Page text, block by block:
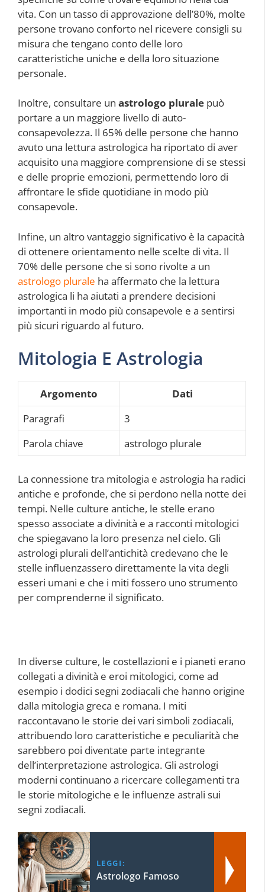
vita. Con un tasso di approvazione dell’80%, molte
persone trovano conforto nel ricevere consigli su
misura che tengano conto delle loro
caratteristiche uniche e della loro situazione
personale.
Inoltre, consultare un astrologo plurale può
portare a un maggiore livello di auto-
consapevolezza. Il 65% delle persone che hanno
avuto una lettura astrologica ha riportato di aver
acquisito una maggiore comprensione di se stessi
e delle proprie emozioni, permettendo loro di
affrontare le sfide quotidiane in modo più
consapevole.
Infine, un altro vantaggio significativo è la capacità
di ottenere orientamento nelle scelte di vita. Il
70% delle persone che si sono rivolte a un
astrologo plurale ha affermato che la lettura
astrologica li ha aiutati a prendere decisioni
importanti in modo più consapevole e a sentirsi
più sicuri riguardo al futuro.
Mitologia E Astrologia
Argomento
Dati
Paragrafi
3
Parola chiave
astrologo plurale
La connessione tra mitologia e astrologia ha radici
antiche e profonde, che si perdono nella notte dei
tempi. Nelle culture antiche, le stelle erano
spesso associate a divinità e a racconti mitologici
che spiegavano la loro presenza nel cielo. Gli
astrologi plurali dell’antichità credevano che le
stelle influenzassero direttamente la vita degli
esseri umani e che i miti fossero uno strumento
per comprenderne il significato.
In diverse culture, le costellazioni e i pianeti erano
collegati a divinità e eroi mitologici, come ad
esempio i dodici segni zodiacali che hanno origine
dalla mitologia greca e romana. I miti
raccontavano le storie dei vari simboli zodiacali,
attribuendo loro caratteristiche e peculiarità che
sarebbero poi diventate parte integrante
dell’interpretazione astrologica. Gli astrologi
moderni continuano a ricercare collegamenti tra
le storie mitologiche e le influenze astrali sui
segni zodiacali.
LEGGI:
Astrologo Famoso